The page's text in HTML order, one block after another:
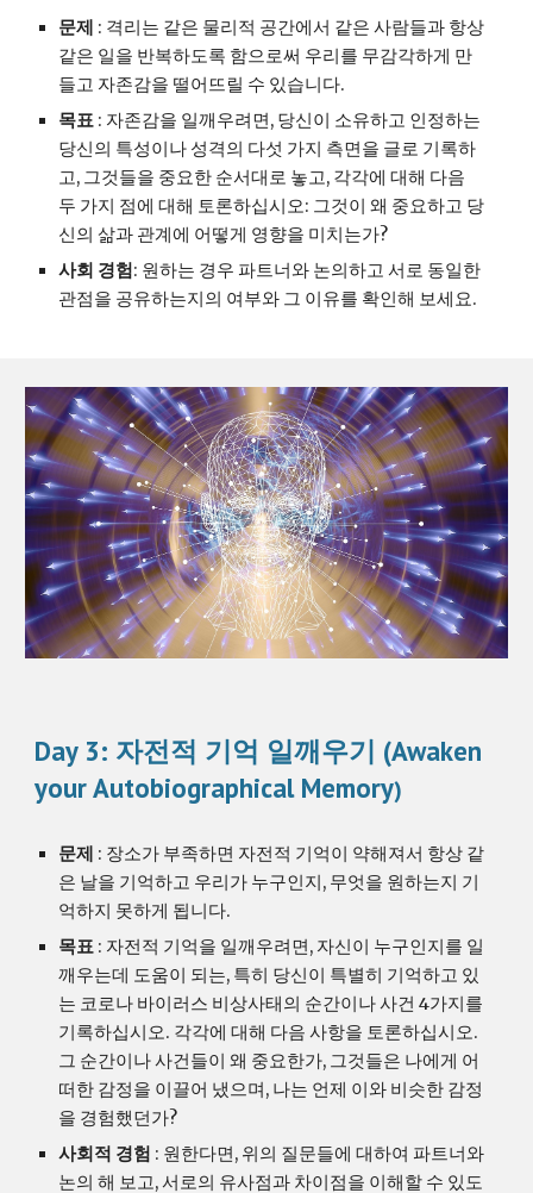
문제 : 격리는 같은 물리적 공간에서 같은 사람들과 항상
같은 일을 반복하도록 함으로써 우리를 무감각하게 만
들고 자존감을 떨어뜨릴 수 있습니다.
목표 : 자존감을 일깨우려면, 당신이 소유하고 인정하는
당신의 특성이나 성격의 다섯 가지 측면을 글로 기록하
고, 그것들을 중요한 순서대로 놓고, 각각에 대해 다음
두 가지 점에 대해 토론하십시오: 그것이 왜 중요하고 당
신의 삶과 관계에 어떻게 영향을 미치는가?
사회 경험: 원하는 경우 파트너와 논의하고 서로 동일한
관점을 공유하는지의 여부와 그 이유를 확인해 보세요.
Day 3: 자전적 기억 일깨우기 (Awaken
your Autobiographical Memory)
문제 : 장소가 부족하면 자전적 기억이 약해져서 항상 같
은 날을 기억하고 우리가 누구인지, 무엇을 원하는지 기
억하지 못하게 됩니다.
목표 : 자전적 기억을 일깨우려면, 자신이 누구인지를 일
깨우는데 도움이 되는, 특히 당신이 특별히 기억하고 있
는 코로나 바이러스 비상사태의 순간이나 사건 4가지를
기록하십시오. 각각에 대해 다음 사항을 토론하십시오.
그 순간이나 사건들이 왜 중요한가, 그것들은 나에게 어
떠한 감정을 이끌어 냈으며, 나는 언제 이와 비슷한 감정
을 경험했던가?
사회적 경험 : 원한다면, 위의 질문들에 대하여 파트너와
논의 해 보고, 서로의 유사점과 차이점을 이해할 수 있도